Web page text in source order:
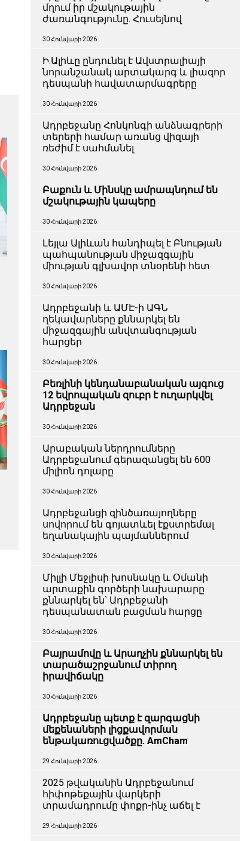
մղում իր մշակութային
ժառանգությունը. Հուսեյնով
30 Հունվարի 2026
Ի.Ալիևը ընդունել է Ավստրալիայի
նորանշանակ արտակարգ և լիազոր
դեսպանի հավատարմագրերը
30 Հունվարի 2026
Ադրբեջանը Հոնկոնգի անձնագրերի
տերերի համար առանց վիզայի
ռեժիմ է սահմանել
30 Հունվարի 2026
Բաքուն և Մինսկը ամրապնդում են
մշակութային կապերը
30 Հունվարի 2026
Լեյլա Ալիևան հանդիպել է Բնության
պահպանության միջազգային
միության գլխավոր տնօրենի հետ
30 Հունվարի 2026
Ադրբեջանի և ԱՄԷ-ի ԱԳՆ
ղեկավարները քննարկել են
միջազգային անվտանգության
հարցեր
30 Հունվարի 2026
Բեռլինի կենդանաբանական այգուց
12 եվրոպական զուբր է ուղարկվել
Ադրբեջան
30 Հունվարի 2026
Արաբական ներդրումները
Ադրբեջանում գերազանցել են 600
միլիոն դոլարը
30 Հունվարի 2026
Ադրբեջանցի զինծառայողները
սովորում են գոյատևել էքստրեմալ
եղանակային պայմաններում
30 Հունվարի 2026
Միլլի Մեջլիսի խոսնակը և Օմանի
արտաքին գործերի նախարարը
քննարկել են՝ Ադրբեջանի
դեսպանատան բացման հարցը
30 Հունվարի 2026
Բայրամովը և Արաղչին քննարկել են
տարածաշրջանում տիրող
իրավիճակը
30 Հունվարի 2026
Ադրբեջանը պետք է զարգացնի
մեքենաների լիցքավորման
ենթակառուցվածքը. AmCham
29 Հունվարի 2026
2025 թվականին Ադրբեջանում
հիփոթեքային վարկերի
տրամադրումը փոքր-ինչ աճել է
29 Հունվարի 2026